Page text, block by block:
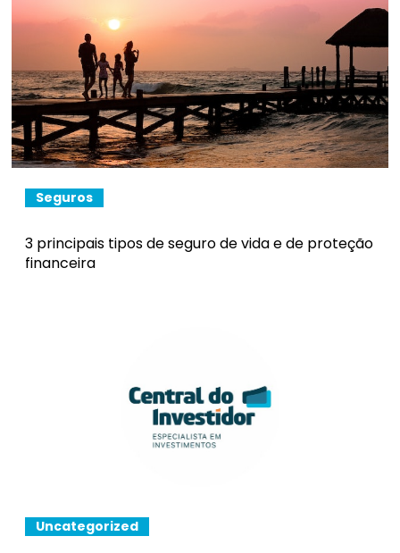
Seguros
3 principais tipos de seguro de vida e de proteção
financeira
Uncategorized